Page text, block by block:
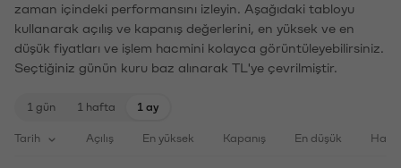
zaman içindeki performansını izleyin. Aşağıdaki tabloyu
kullanarak açılış ve kapanış değerlerini, en yüksek ve en
düşük fiyatları ve işlem hacmini kolayca görüntüleyebilirsiniz.
Seçtiğiniz günün kuru baz alınarak TL'ye çevrilmiştir.
1 gün 1 hafta 1 ay
Tarih Açılış En yüksek Kapanış En düşük